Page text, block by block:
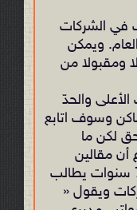
في الشركات
ويمكن
ومقبولا من
والحدّ
وسوف اتابع
لكن ما
أن مقالين
للمرحوم فهد الفانك الأول قبل 7 سنوات يطالب
ويقول «